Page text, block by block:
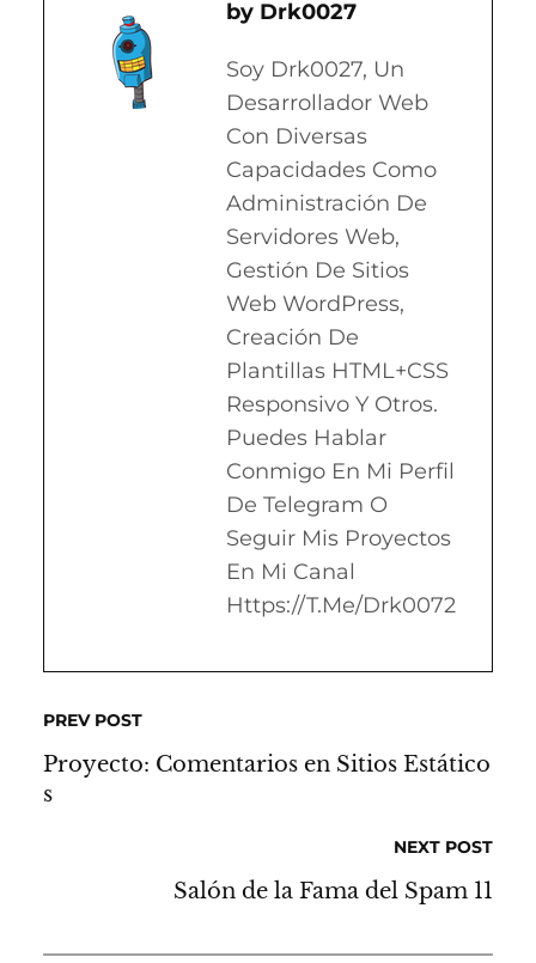
Drk0027
Soy Drk0027, Un
Desarrollador Web
Con Diversas
Capacidades Como
Administración De
Servidores Web,
Gestión De Sitios
Web WordPress,
Creación De
Plantillas HTML+CSS
Responsivo Y Otros.
Puedes Hablar
Conmigo En Mi Perfil
De Telegram O
Seguir Mis Proyectos
En Mi Canal
Https://t.me/drk0072
PREV POST
Proyecto: Comentarios en Sitios Estático
s
NEXT POST
Salón de la Fama del Spam 11